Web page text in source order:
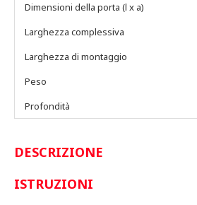
Dimensioni della porta (l x a)
Larghezza complessiva
Larghezza di montaggio
Peso
Profondità
DESCRIZIONE
ISTRUZIONI